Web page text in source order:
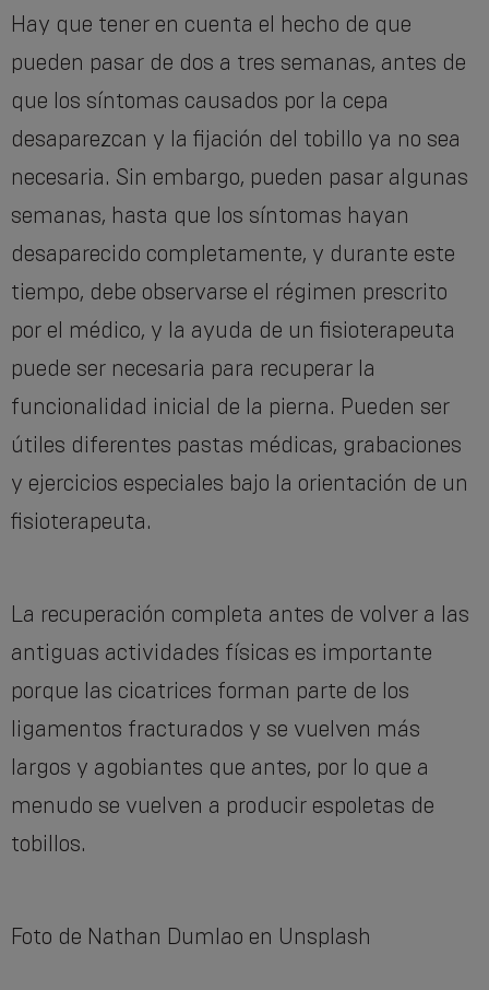
Hay que tener en cuenta el hecho de que
pueden pasar de dos a tres semanas, antes de
que los síntomas causados por la cepa
desaparezcan y la fijación del tobillo ya no sea
necesaria. Sin embargo, pueden pasar algunas
semanas, hasta que los síntomas hayan
desaparecido completamente, y durante este
tiempo, debe observarse el régimen prescrito
por el médico, y la ayuda de un fisioterapeuta
puede ser necesaria para recuperar la
funcionalidad inicial de la pierna. Pueden ser
útiles diferentes pastas médicas, grabaciones
y ejercicios especiales bajo la orientación de un
fisioterapeuta.
La recuperación completa antes de volver a las
antiguas actividades físicas es importante
porque las cicatrices forman parte de los
ligamentos fracturados y se vuelven más
largos y agobiantes que antes, por lo que a
menudo se vuelven a producir espoletas de
tobillos.
Foto de Nathan Dumlao en Unsplash